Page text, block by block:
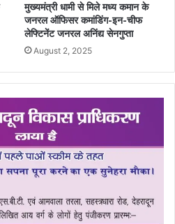
मुख्यमंत्री धामी से मिले मध्य कमान के
जनरल ऑफिसर कमांडिंग-इन-चीफ
लेफ्टिनेंट जनरल अनिंद्य सेनगुप्ता
August 2, 2025